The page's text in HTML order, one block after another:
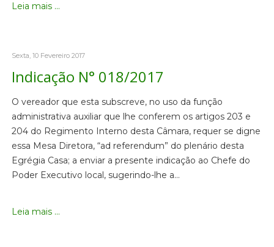
Leia mais ...
Sexta, 10 Fevereiro 2017
Indicação N° 018/2017
O vereador que esta subscreve, no uso da função
administrativa auxiliar que lhe conferem os artigos 203 e
204 do Regimento Interno desta Câmara, requer se digne
essa Mesa Diretora, “ad referendum” do plenário desta
Egrégia Casa; a enviar a presente indicação ao Chefe do
Poder Executivo local, sugerindo-lhe a…
Leia mais ...